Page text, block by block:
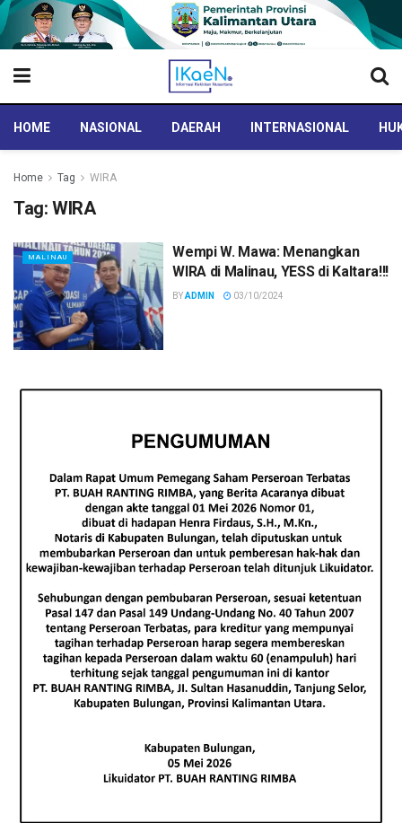
HOME NASIONAL DAERAH INTERNASIONAL
Home Tag WIRA
Tag: WIRA
MALINAU
Wempi W. Mawa: Menangkan
WIRA di Malinau, YESS di Kaltara!!!
BYADMIN 03/10/2024